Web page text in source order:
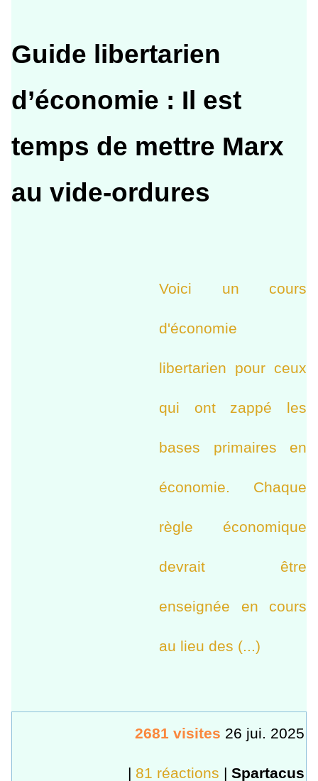
Guide libertarien
d’économie : Il est
temps de mettre Marx
au vide-ordures
Voici un cours
d'économie
libertarien pour ceux
qui ont zappé les
bases primaires en
économie. Chaque
règle économique
devrait être
enseignée en cours
au lieu des (...)
2681 visites 26 jui. 2025
| 81 réactions |Spartacus